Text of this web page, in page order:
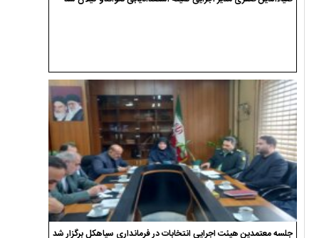
جلسه معتمدین هیئت اجرایی انتخابات در فرمانداری سیاهکل برگزار شد